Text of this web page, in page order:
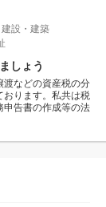
建設・建築
しょう
渡などの資産税の分
ります。私共は税
申告書の作成等の法